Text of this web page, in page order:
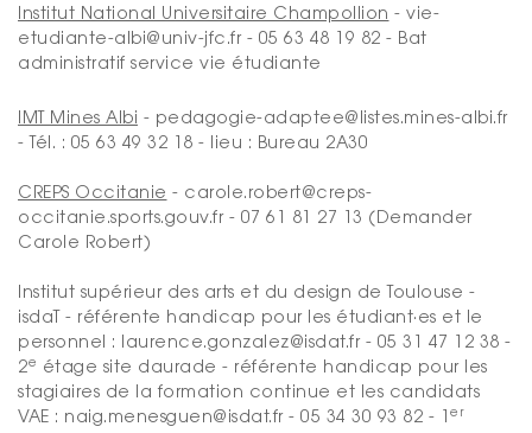
Institut National Universitaire Champollion - vie-
etudiante-albi@univ-jfc.fr - 05 63 48 19 82 - Bat
administratif service vie étudiante
IMT Mines Albi - pedagogie-adaptee@listes.mines-albi.fr
- Tél. : 05 63 49 32 18 - lieu : Bureau 2A30
CREPS Occitanie - carole.robert@creps-
occitanie.sports.gouv.fr - 07 61 81 27 13 (Demander
Carole Robert)
Institut supérieur des arts et du design de Toulouse -
isdaT - référente handicap pour les étudiant·es et le
personnel : laurence.gonzalez@isdat.fr - 05 31 47 12 38 -
2e étage site daurade - référente handicap pour les
stagiaires de la formation continue et les candidats
VAE : naig.menesguen@isdat.fr - 05 34 30 93 82 - 1 er